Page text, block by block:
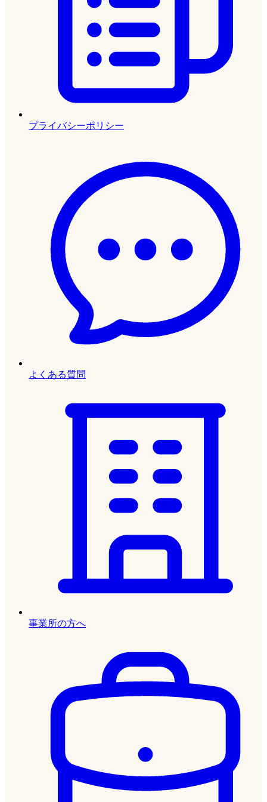
プライバシーポリシー
よくある質問
事業所の方へ